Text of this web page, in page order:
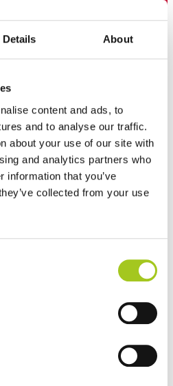
Details About
content and ads, to
and to analyse our traffic.
about your use of our site with
and analytics partners who
information that you’ve
collected from your use